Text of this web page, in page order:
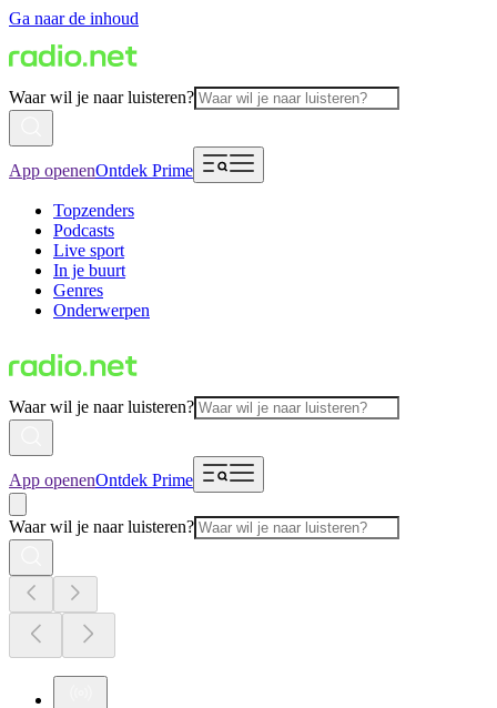
Ga naar de inhoud
Waar wil je naar luisteren?
App openenOntdek Prime
Topzenders
Podcasts
Live sport
In je buurt
Genres
Onderwerpen
Waar wil je naar luisteren?
App openenOntdek Prime
Waar wil je naar luisteren?